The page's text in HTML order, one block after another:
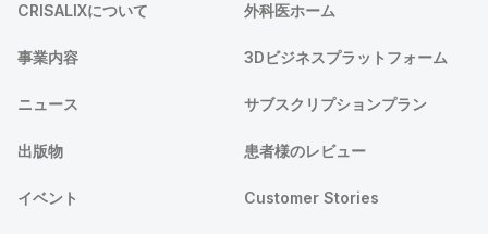
CRISALIXについて
事業内容
ニュース
出版物
イベント
外科医ホーム
3Dビジネスプラットフォーム
サブスクリプションプラン
患者様のレビュー
Customer Stories